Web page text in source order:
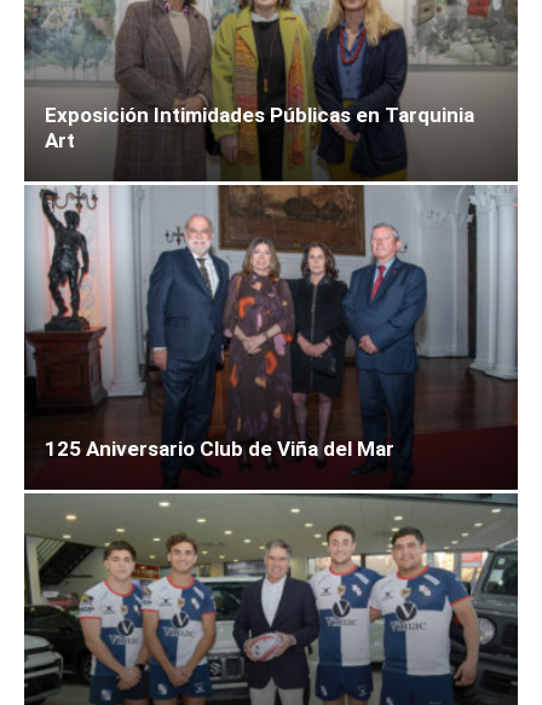
Exposición Intimidades Públicas en Tarquinia
Art
125 Aniversario Club de Viña del Mar